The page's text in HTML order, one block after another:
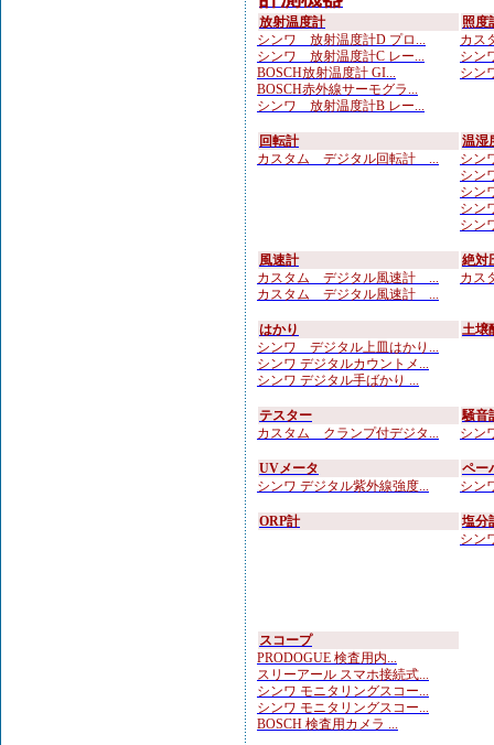
放射温度計
シンワ 放射温度計D プロ...
シンワ 放射温度計C レー...
BOSCH放射温度計 GI...
BOSCH赤外線サーモグラ...
シンワ 放射温度計B レー...
照度
カス
シン
シン
回転計
カスタム デジタル回転計 ...
温湿
シン
シン
シン
シン
シン
風速計
カスタム デジタル風速計 ...
カスタム デジタル風速計 ...
絶対
カス
はかり
シンワ デジタル上皿はかり...
シンワ デジタルカウントメ...
シンワ デジタル手ばかり ...
土壌
テスター
カスタム クランプ付デジタ...
騒音
シン
UVメータ
シンワ デジタル紫外線強度...
ペー
シン
ORP計
塩分
シン
スコープ
PRODOGUE 検査用内...
スリーアール スマホ接続式...
シンワ モニタリングスコー...
シンワ モニタリングスコー...
BOSCH 検査用カメラ ...